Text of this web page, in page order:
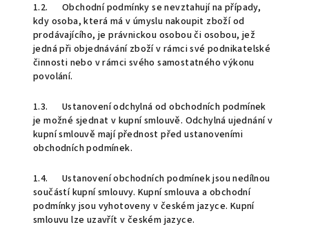
1.2. Obchodní podmínky se nevztahují na případy,
kdy osoba, která má v úmyslu nakoupit zboží od
prodávajícího, je právnickou osobou či osobou, jež
jedná při objednávání zboží v rámci své podnikatelské
činnosti nebo v rámci svého samostatného výkonu
povolání.
1.3. Ustanovení odchylná od obchodních podmínek
je možné sjednat v kupní smlouvě. Odchylná ujednání v
kupní smlouvě mají přednost před ustanoveními
obchodních podmínek.
1.4. Ustanovení obchodních podmínek jsou nedílnou
součástí kupní smlouvy. Kupní smlouva a obchodní
podmínky jsou vyhotoveny v českém jazyce. Kupní
smlouvu lze uzavřít v českém jazyce.